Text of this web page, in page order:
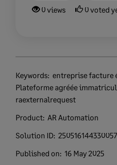
0 views 0 voted
Keywords:
Plateforme agréée
raexternalrequest
Product: AR Automation
Solution ID: 250516144330057
Published on: 16 May 2025